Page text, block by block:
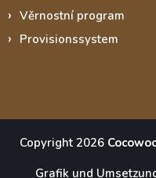
Věrnostní program
Provisionssystem
Copyright 2026
Grafik und